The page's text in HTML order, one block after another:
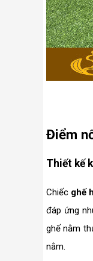
Điểm
Thiết kế
Chiếc ghế
đáp ứng
ghế nằm
nằm.